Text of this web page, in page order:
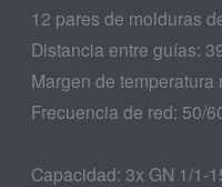
12 pares de molduras
Distancia entre guías:
Margen de temperatura
Frecuencia de red: 50/
Capacidad: 3x GN 1/1-